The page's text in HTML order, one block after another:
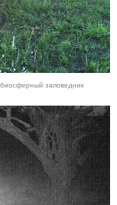
заповедник